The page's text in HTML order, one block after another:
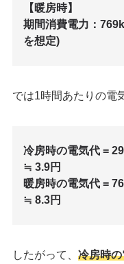
【暖房時】
期間消費電力：
を想定)
では1時間あたりの電
冷房時の電気代 =
≒ 3.9円
暖房時の電気代 =
≒ 8.3円
したがって、 冷房時